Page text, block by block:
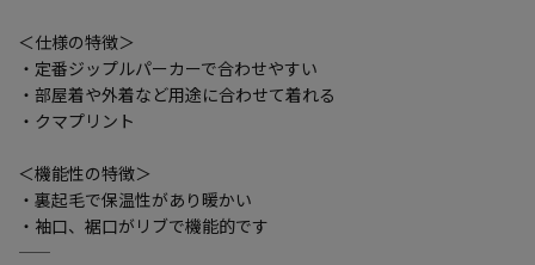
＜仕様の特徴＞
・定番ジップルパーカーで合わせやすい
・部屋着や外着など用途に合わせて着れる
・クマプリント
＜機能性の特徴＞
・裏起毛で保温性があり暖かい
・袖口、裾口がリブで機能的です
―――――――――――――――――――――――